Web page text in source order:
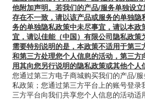
他附加声明。若我们的产品/服务单独设
存在不一致，请以该产品或服务的单独隐
务的单独隐私政策中未尽事宜，请以本政
宜，请以佳能（中国）有限公司隐私政策
需要特别说明的是，本政策不适用于第三
和第三方处理您个人信息的活动，第三方
用其向您另行说明的隐私政策或其他个人
您通过第三方电子商城购买我们的产品/
私政策；您通过第三方平台上的账号登录
三方平台向我们共享您个人信息的活动适